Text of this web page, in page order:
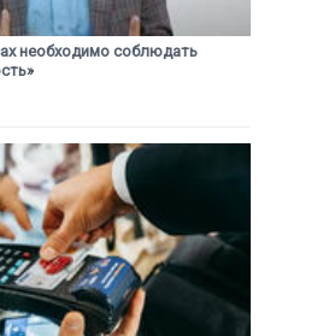
необходимо соблюдать